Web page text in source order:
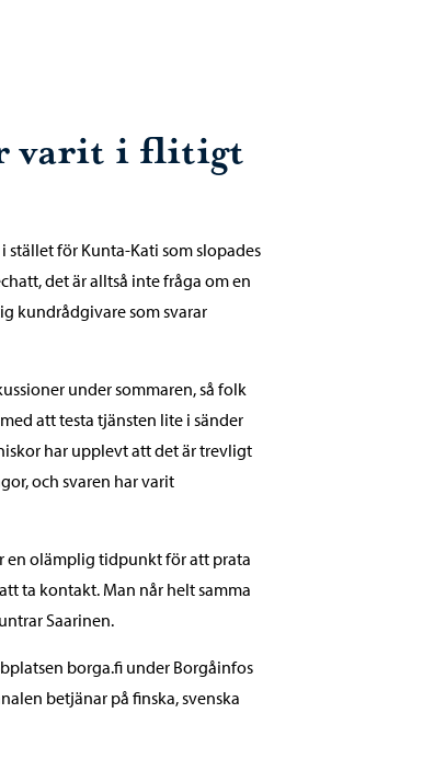
varit i flitigt
för Kunta-Kati som slopades
det är alltså inte fråga om en
kundrådgivare som svarar
under sommaren, så folk
att testa tjänsten lite i sänder
har upplevt att det är trevligt
och svaren har varit
en olämplig tidpunkt för att prata
ta kontakt. Man når helt samma
Saarinen.
borga.fi under Borgåinfos
betjänar på finska, svenska